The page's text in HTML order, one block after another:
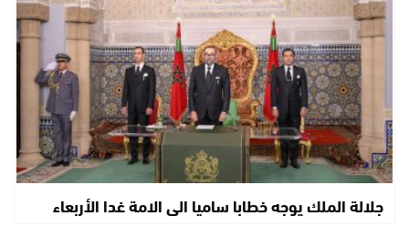
جلالة الملك يوجه خطابا ساميا الى الامة غدا الأربعاء